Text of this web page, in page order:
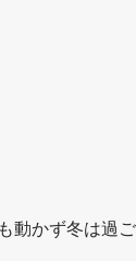
動かず冬は過